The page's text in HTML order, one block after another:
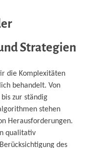
Strategien
die Komplexitäten
behandelt. Von
zur ständig
stehen
Herausforderungen.
qualitativ
des